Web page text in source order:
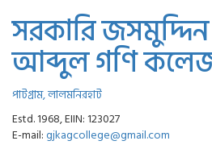
সরকারি
আব্দুল গণি
পাটগ্রাম, লালমনিরহাট
Estd. 1968, EIIN: 123027
E-mail:gjkagcollege@gmail.com